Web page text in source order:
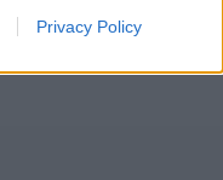
Privacy Policy